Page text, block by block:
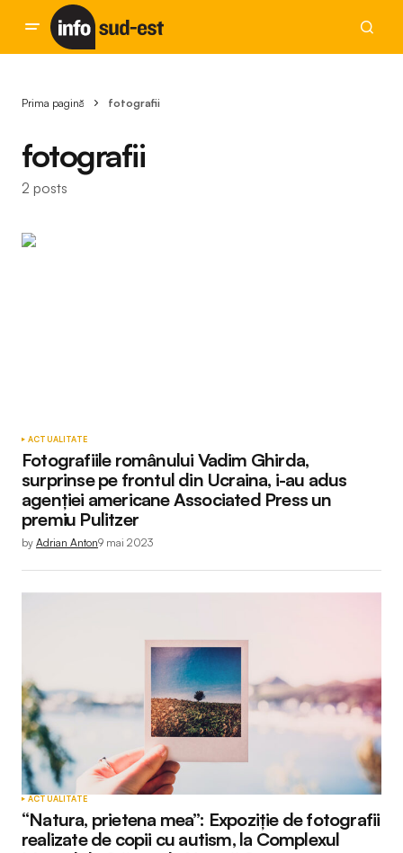
Prima pagină fotografii
fotografii
2 posts
ACTUALITATE
Fotografiile românului Vadim Ghirda,
surprinse pe frontul din Ucraina, i-au adus
agenției americane Associated Press un
premiu Pulitzer
by Adrian Anton9 mai 2023
ACTUALITATE
“Natura, prietena mea”: Expoziție de fotografii
realizate de copii cu autism, la Complexul